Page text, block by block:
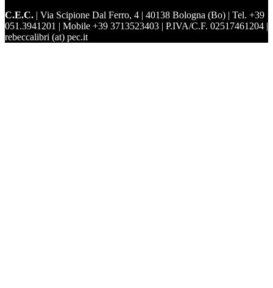
C.E.C. | Via Scipione Dal Ferro, 4 | 40138 Bologna (Bo) | Tel. +39
051.3941201 | Mobile +39 3713523403 | P.IVA/C.F. 02517461204 |
rebeccalibri (at) pec.it